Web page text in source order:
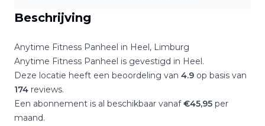
Beschrijving
Anytime Fitness Panheel in Heel, Limburg
Anytime Fitness Panheel is gevestigd in Heel.
Deze locatie heeft een beoordeling van 4.9 op basis van
174 reviews.
Een abonnement is al beschikbaar vanaf€45,95 per
maand.